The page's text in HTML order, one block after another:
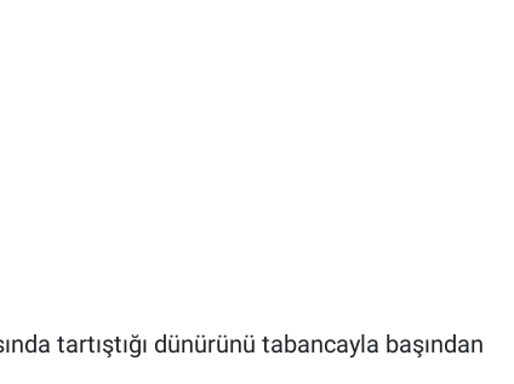
tartıştığı dünürünü tabancayla başından